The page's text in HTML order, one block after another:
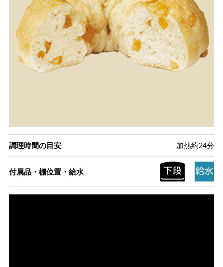
調理時間の目安 加熱約24分
付属品・棚位置・給水